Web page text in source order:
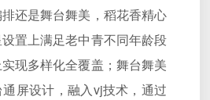
还是舞台舞美，稻花香精心
置上满足老中青不同年龄段
现多样化全覆盖；舞台舞美
屏设计，融入vj技术，通过